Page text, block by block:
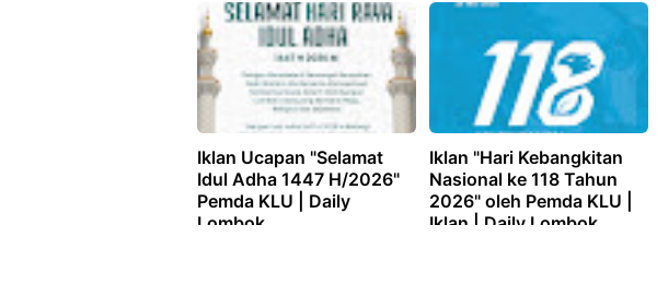
Iklan Ucapan "Selamat
Idul Adha 1447 H/2026"
Pemda KLU | Daily
Lombok
Iklan "Hari Kebangkitan
Nasional ke 118 Tahun
2026" oleh Pemda KLU |
Iklan | Daily Lombok